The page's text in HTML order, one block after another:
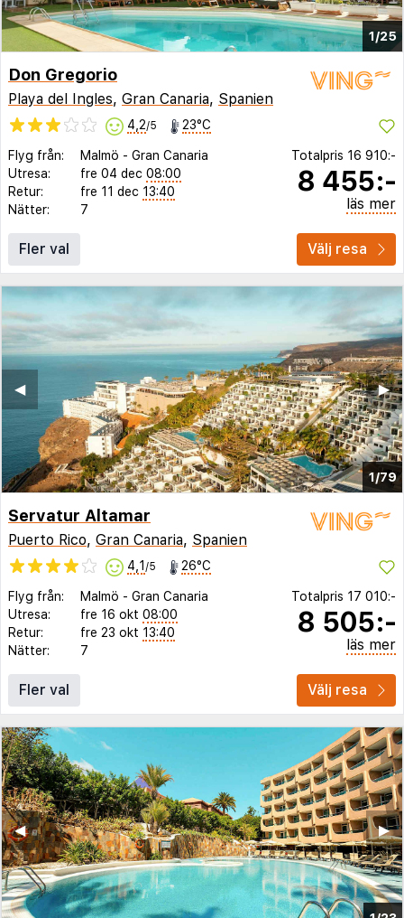
1/25
Don Gregorio
Playa del Ingles, Gran Canaria, Spanien
4,2/5 23°C
Flyg från: Malmö - Gran Canaria
Utresa:
fre 04 dec 08:00
Retur:
fre 11 dec 13:40
Nätter:
7
Totalpris 16 910:-
8 455:-
läs mer
Fler val Välj resa
1/79
▶︎
◀︎
Servatur Altamar
Puerto Rico, Gran Canaria, Spanien
4,1 /5 26°C
Flyg från: Malmö - Gran Canaria
Utresa:
fre 16 okt 08:00
Retur:
fre 23 okt 13:40
Nätter:
7
Totalpris 17 010:-
8 505:-
läs mer
Fler val Välj resa
▶︎
◀︎